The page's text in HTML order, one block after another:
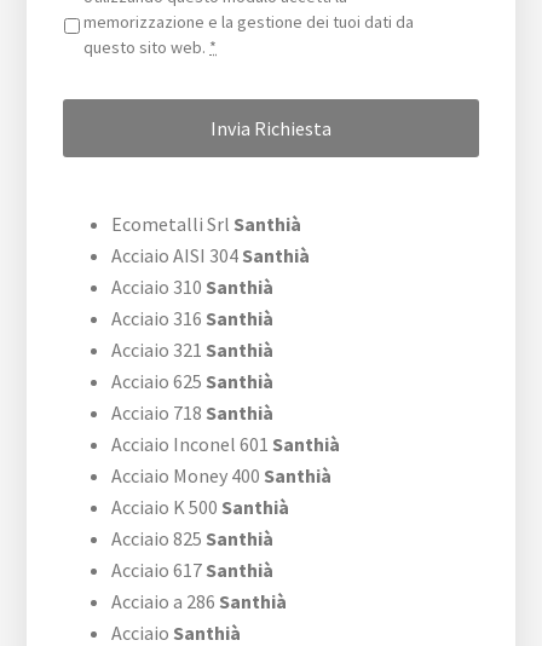
memorizzazione e la gestione dei tuoi dati da
questo sito web. *
Ecometalli Srl Santhià
Acciaio AISI 304 Santhià
Acciaio 310 Santhià
Acciaio 316 Santhià
Acciaio 321 Santhià
Acciaio 625 Santhià
Acciaio 718 Santhià
Acciaio Inconel 601 Santhià
Acciaio Money 400 Santhià
Acciaio K 500 Santhià
Acciaio 825 Santhià
Acciaio 617 Santhià
Acciaio a 286 Santhià
Acciaio Santhià